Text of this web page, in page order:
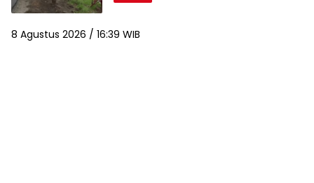
8 Agustus 2026 / 16:39 WIB